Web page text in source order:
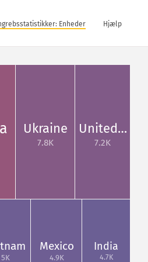
Enheder Hjælp
Ukraine
7.8K
United…
7.2K
5K
Mexico
4.9K
India
4.7K